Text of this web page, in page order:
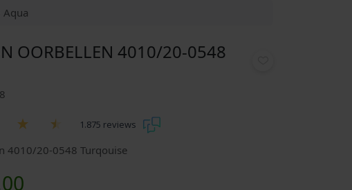
OORBELLEN 4010/20-0548
1.875 reviews
4010/20-0548 Turqouise